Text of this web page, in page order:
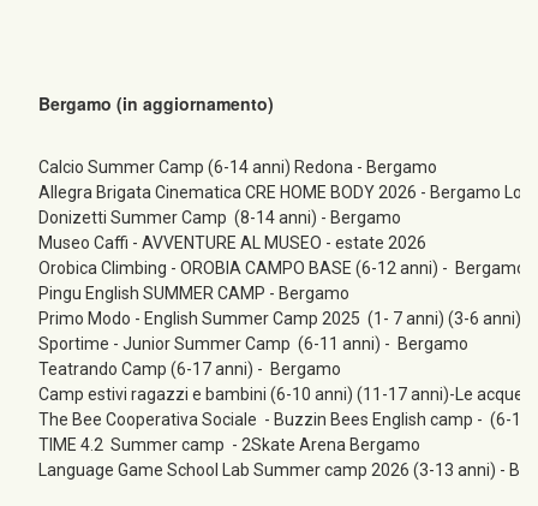
Bergamo (in aggiornamento)
Calcio Summer Camp (6-14 anni) Redona - Bergamo
Allegra Brigata Cinematica CRE HOME BODY 2026 - Bergamo
Donizetti Summer Camp  (8-14 anni) - Bergamo
Museo Caffi - AVVENTURE AL MUSEO - estate 2026
Orobica Climbing - OROBIA CAMPO BASE (6-12 anni) -  Bergamo
Pingu English SUMMER CAMP - Bergamo
Primo Modo - English Summer Camp 2025  (1- 7 anni) (3-6 anni)
Sportime - Junior Summer Camp  (6-11 anni) -  Bergamo
Teatrando Camp (6-17 anni) -  Bergamo
Camp estivi ragazzi e bambini (6-10 anni) (11-17 anni)-Le acque
The Bee Cooperativa Sociale  - Buzzin Bees English camp -  (6-
TIME 4.2  Summer camp  - 2Skate Arena Bergamo
Language Game School Lab Summer camp 2026 (3-13 anni) -